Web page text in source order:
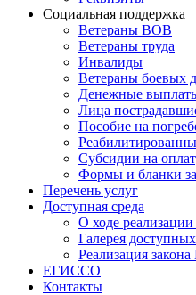
Социальная поддержка
Ветераны ВОВ
Ветераны труда
Инвалиды
Ветераны боевых
Денежные
Лица
Пособие на
Субсидии на
Формы и бланки
Перечень услуг
Доступная среда
О ходе
Галерея
Реализация
ЕГИСCО
Контакты